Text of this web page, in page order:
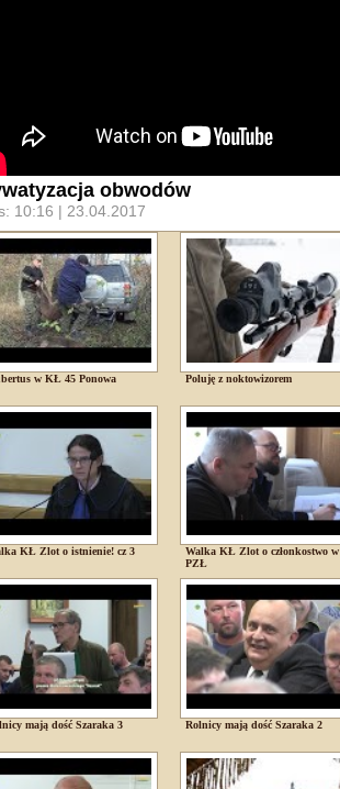
obwodów
10:16 | 23.04.2017
w KŁ 45 Ponowa Poluję z noktowizorem
KŁ Zlot o istnienie! cz 3
Walka KŁ Zlot o członkostwo w
PZŁ
mają dość Szaraka 3 Rolnicy mają dość Szaraka 2